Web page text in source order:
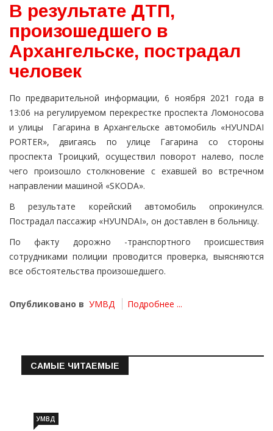
В результате ДТП,
произошедшего в
Архангельске, пострадал
человек
По предварительной информации, 6 ноября 2021 года в
13:06 на регулируемом перекрестке проспекта Ломоносова
и улицы Гагарина в Архангельске автомобиль «НУUNDАI
РОRТЕR», двигаясь по улице Гагарина со стороны
проспекта Троицкий, осуществил поворот налево, после
чего произошло столкновение с ехавшей во встречном
направлении машиной «SКОDА».
В результате корейский автомобиль опрокинулся.
Пострадал пассажир «НУUNDАI», он доставлен в больницу.
По факту дорожно -транспортного происшествия
сотрудниками полиции проводится проверка, выясняются
все обстоятельства произошедшего.
Опубликовано в УМВД Подробнее ...
САМЫЕ ЧИТАЕМЫЕ
УМВД